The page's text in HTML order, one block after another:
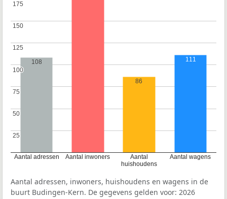
Aantal adressen Aantal inwoners
Aantal
huishoudens
Aantal wagens
25
25
50
50
75
75
100
100
125
125
150
150
175
175
108
86
111
Aantal adressen, inwoners, huishoudens en wagens in de
buurt Budingen-Kern. De gegevens gelden voor: 2026